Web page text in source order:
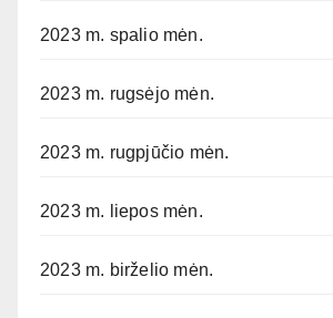
2023 m. spalio mėn.
2023 m. rugsėjo mėn.
2023 m. rugpjūčio mėn.
2023 m. liepos mėn.
2023 m. birželio mėn.